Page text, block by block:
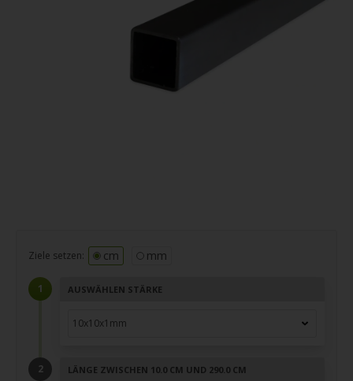
Ziele setzen: cm mm
AUSWÄHLEN STÄRKE
LÄNGE ZWISCHEN 10.0 CM UND 290.0 CM